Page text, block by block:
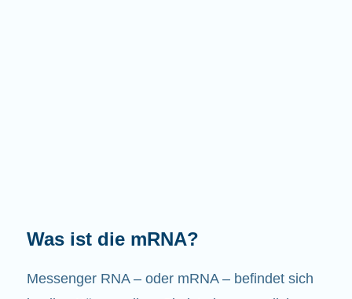
Welche Aufgaben hat die mRNA?
Wie der Name schon sagt, ist die mRNA ein